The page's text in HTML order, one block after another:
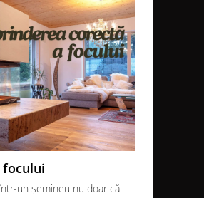
focului
un șemineu nu doar că